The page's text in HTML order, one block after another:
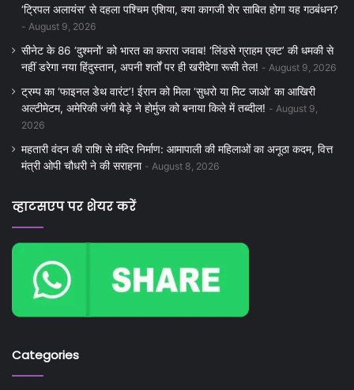
‘ट्रिपल अलायंस’ से दहला पश्चिम एशिया, क्या कागजी शेर साबित होगा यह गठबंधन?
August 9, 2026
सीनेट के 86 ‘दुश्मनों’ को भारत का करारा जवाब! ‘लिंडसे ग्राहम एक्ट’ की धमकी से
नहीं डरेगा नया हिंदुस्तान, अपनी शर्तों पर ही खरीदेगा रूसी तेल!
August 9, 2026
ट्रम्प का ‘फाइनल डेथ वारंट’! ईरान को मिला ‘सुधरो या मिट जाओ’ का आखिरी
अल्टीमेटम, अमेरिकी जंगी बेड़े ने होर्मुज को बनाया किले में तब्दील!
August 9,
2026
महतारी वंदन की राशि से मंदिर निर्माण: आमापाली की महिलाओं का अनूठा कदम, वित्त
मंत्री ओपी चौधरी ने की सराहना
August 8, 2026
व्हाटसएप पर शेयर करें
Categories